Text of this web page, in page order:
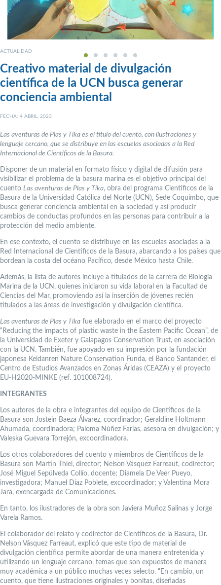
ACTUALIDAD
Creativo material de divulgación
científica de la UCN busca generar
conciencia ambiental
FECHA: 4 ABRIL, 2023
Las aventuras de Plas y Tika es el título del cuento, con ilustraciones y
lenguaje cercano, que se distribuye en las escuelas asociadas a la Red
Internacional de Científicos de la Basura.
Disponer de un material en formato físico y digital de difusión para
visibilizar el problema de la basura marina es el objetivo principal del
cuento Las aventuras de Plas y Tika, obra del programa Científicos de la
Basura de la Universidad Católica del Norte (UCN), Sede Coquimbo, que
busca generar conciencia ambiental en la sociedad y así producir
cambios de conductas profundos en las personas para contribuir a la
protección del medio ambiente.
En ese contexto, el cuento se distribuye en las escuelas asociadas a la
Red Internacional de Científicos de la Basura, abarcando a los países que
bordean la costa del océano Pacífico, desde México hasta Chile.
Además, la lista de autores incluye a titulados de la carrera de Biología
Marina de la UCN, quienes iniciaron su vida laboral en la Facultad de
Ciencias del Mar, promoviendo así la inserción de jóvenes recién
titulados a las áreas de investigación y divulgación científica.
Las aventuras de Plas y Tika fue elaborado en el marco del proyecto
“Reducing the impacts of plastic waste in the Eastern Pacific Ocean”, de
la Universidad de Exeter y Galapagos Conservation Trust, en asociación
con la UCN. También, fue apoyado en su impresión por la fundación
japonesa Keidanren Nature Conservation Funda, el Banco Santander, el
Centro de Estudios Avanzados en Zonas Áridas (CEAZA) y el proyecto
EU-H2020-MINKE (ref. 101008724).
INTEGRANTES
Los autores de la obra e integrantes del equipo de Científicos de la
Basura son Jostein Baeza Álvarez, coordinador; Geraldine Holtmann
Ahumada, coordinadora; Paloma Núñez Farías, asesora en divulgación; y
Valeska Guevara Torrejón, excoordinadora.
Los otros colaboradores del cuento y miembros de Científicos de la
Basura son Martin Thiel, director; Nelson Vásquez Farreaut, codirector;
José Miguel Sepúlveda Collío, docente; Diamela De Veer Pueyo,
investigadora; Manuel Díaz Poblete, excoordinador; y Valentina Mora
Jara, exencargada de Comunicaciones.
En tanto, los ilustradores de la obra son Javiera Muñoz Salinas y Jorge
Varela Ramos.
El colaborador del relato y codirector de Científicos de la Basura, Dr.
Nelson Vásquez Farreaut, explicó que este tipo de material de
divulgación científica permite abordar de una manera entretenida y
utilizando un lenguaje cercano, temas que son expuestos de manera
muy académica a un público muchas veces selecto. “En cambio, un
cuento, que tiene ilustraciones originales y bonitas, diseñadas